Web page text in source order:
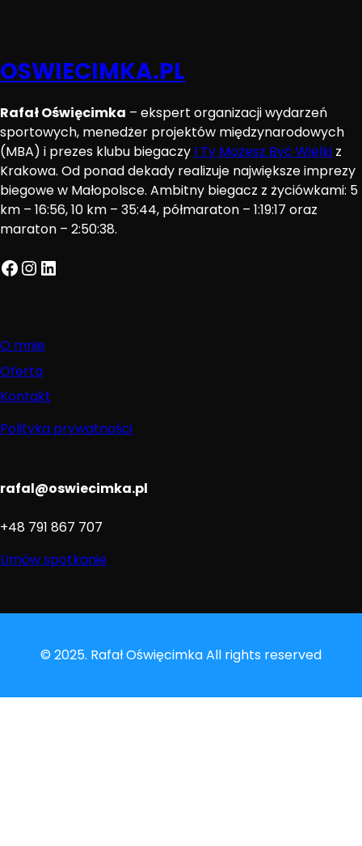
OSWIECIMKA.PL
Rafał Oświęcimka – ekspert organizacji wydarzeń
sportowych, menedżer projektów międzynarodowych
(MBA) i prezes klubu biegaczy I Ty Możesz Być Wielki z
Krakowa. Od ponad dekady realizuje największe imprezy
biegowe w Małopolsce. Ambitny biegacz z życiówkami: 5
km – 16:56, 10 km – 35:44, półmaraton – 1:19:17 oraz
maraton – 2:50:38.
Facebook InstagramLinkedIn
O mnie
Oferta
Kontakt
Polityka prywatności
rafal@oswiecimka.pl
+48 791 867 707
Umów spotkanie
© 2025. Rafał Oświęcimka All rights reserved